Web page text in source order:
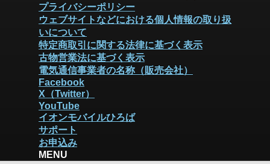
プライバシーポリシー
ウェブサイトなどにおける個人情報の取り扱
いについて
特定商取引に関する法律に基づく表示
古物営業法に基づく表示
電気通信事業者の名称（販売会社）
Facebook
X（Twitter）
YouTube
イオンモバイルひろば
サポート
お申込み
MENU